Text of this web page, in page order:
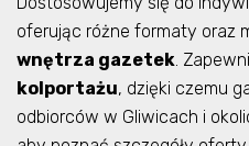
oferując różne formaty oraz
wnętrza gazetek .
kolportażu, dzięki czemu
odbiorców w Gliwicach i